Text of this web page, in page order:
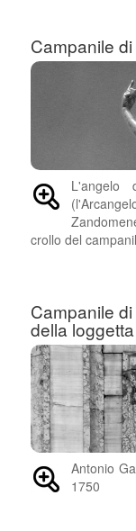
Campanile
L'angelo
crollo del
Campanile
della loggetta
Antonio
1750